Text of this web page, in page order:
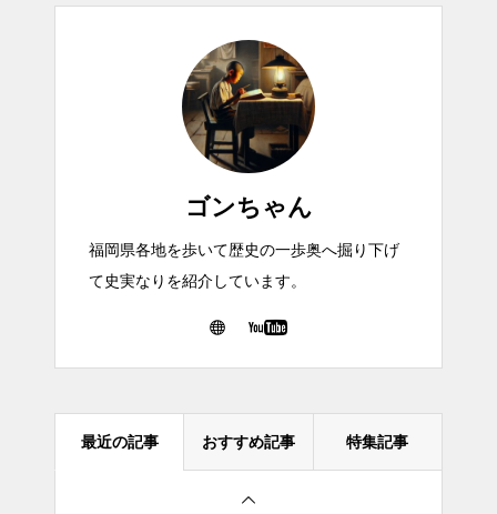
ゴンちゃん
福岡県各地を歩いて歴史の一歩奥へ掘り下げ
て史実なりを紹介しています。
最近の記事 おすすめ記事 特集記事
【東中洲の歴史】中洲は誰が作
側
なぜ“博多市”は存在しないのか？
唐人町の歴史と語源──「唐人町
なのに唐人が住まない町」？